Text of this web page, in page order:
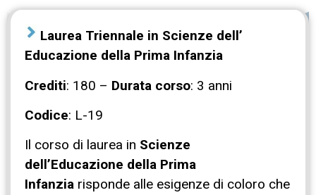
Laurea Triennale in Scienze dell’
Educazione della Prima Infanzia
Crediti: 180 – Durata corso: 3 anni
Codice: L-19
Il corso di laurea in Scienze
dell’Educazione della Prima
Infanzia risponde alle esigenze di coloro che